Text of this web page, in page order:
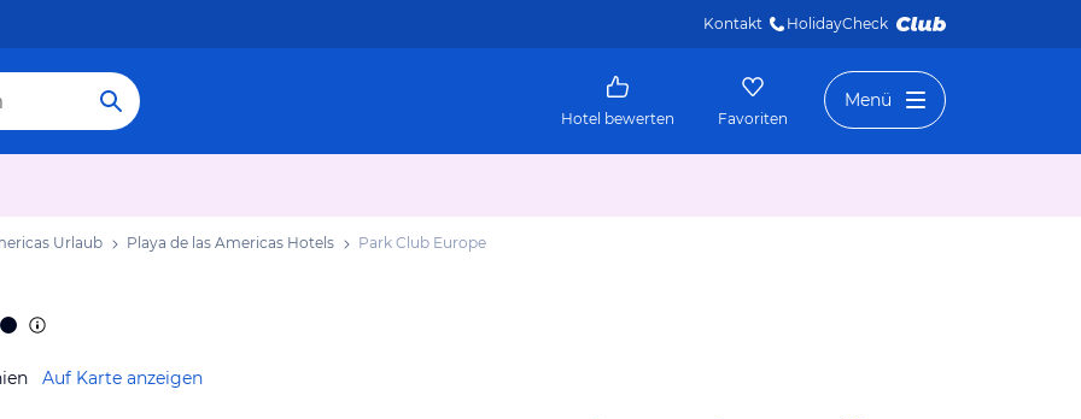
Kontakt HolidayCheck
Hotel bewerten Favoriten
Menü
Urlaub Playa de las Americas Hotels Park Club Europe
Auf Karte anzeigen